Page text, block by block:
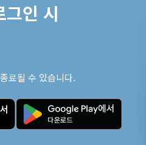
인 시
료될 수 있습니다.